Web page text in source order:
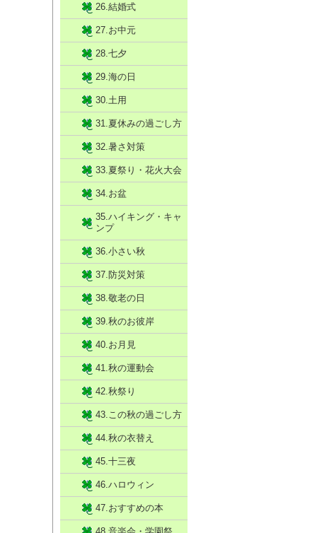
26.結婚式
27.お中元
28.七夕
29.海の日
30.土用
31.夏休みの過ごし方
32.暑さ対策
33.夏祭り・花火大会
34.お盆
35.ハイキング・キャ
ンプ
36.小さい秋
37.防災対策
38.敬老の日
39.秋のお彼岸
40.お月見
41.秋の運動会
42.秋祭り
43.この秋の過ごし方
44.秋の衣替え
45.十三夜
46.ハロウィン
47.おすすめの本
48.音楽会・学園祭